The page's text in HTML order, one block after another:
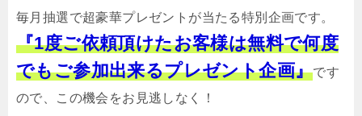
毎月抽選で超豪華プレゼントが当たる特別企画です。
『1度ご依頼頂けたお客様は無料で何度
でもご参加出来るプレゼント企画』です
ので、この機会をお見逃しなく！